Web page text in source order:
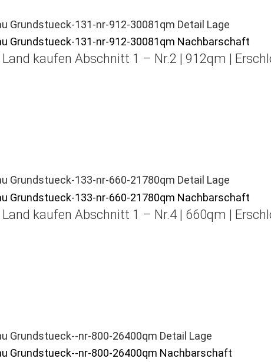
Land kaufen Abschnitt 1 – Nr.2 | 912qm |
Land kaufen Abschnitt 1 – Nr.4 | 660qm |